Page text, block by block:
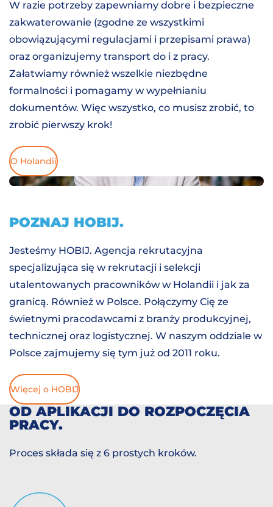
W razie potrzeby zapewniamy dobre i bezpieczne
zakwaterowanie (zgodne ze wszystkimi
obowiązującymi regulacjami i przepisami prawa)
oraz organizujemy transport do i z pracy.
Załatwiamy również wszelkie niezbędne
formalności i pomagamy w wypełnianiu
dokumentów. Więc wszystko, co musisz zrobić, to
zrobić pierwszy krok!
O Holandii
POZNAJ HOBIJ.
Jesteśmy HOBIJ. Agencja rekrutacyjna
specjalizująca się w rekrutacji i selekcji
utalentowanych pracowników w Holandii i jak za
granicą. Również w Polsce. Połączymy Cię ze
świetnymi pracodawcami z branży produkcyjnej,
technicznej oraz logistycznej. W naszym oddziale w
Polsce zajmujemy się tym już od 2011 roku.
Więcej o HOBIJ
OD APLIKACJI DO ROZPOCZĘCIA
PRACY.
Proces składa się z 6 prostych kroków.